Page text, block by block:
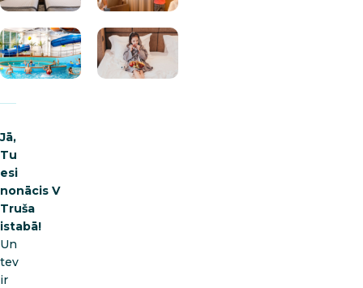
Jā,
Tu
esi
nonācis V
Truša
istabā!
Un
tev
ir